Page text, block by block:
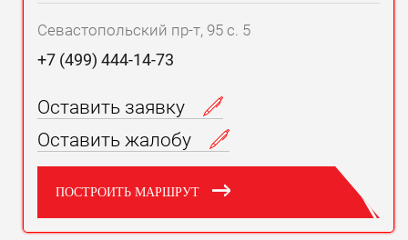
Севастопольский пр-т, 95 с. 5
+7 (499) 444-14-73
Оставить заявку
Оставить жалобу
ПОСТРОИТЬ МАРШРУТ